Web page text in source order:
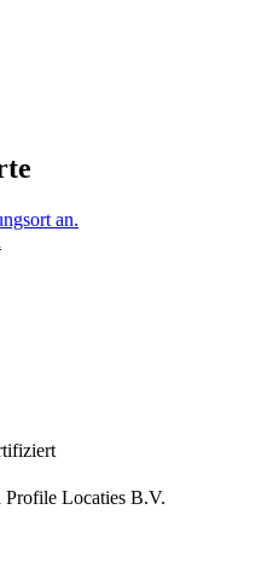
an.
Profile Locaties B.V.